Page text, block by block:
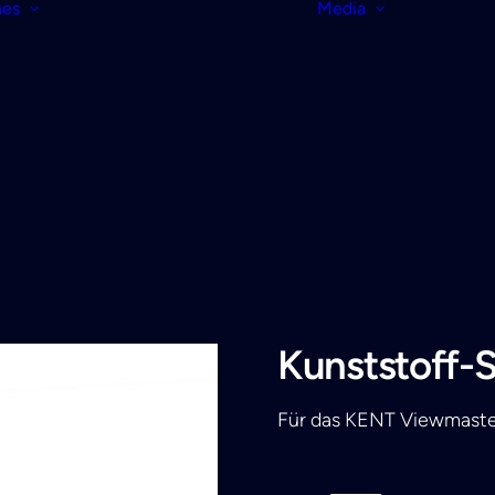
Media
Kunststoff-
Für das KENT